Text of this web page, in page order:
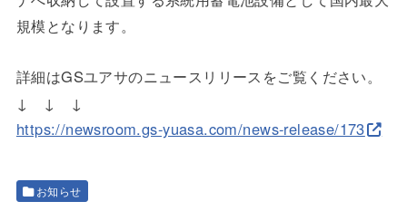
規模となります。
詳細はGSユアサのニュースリリースをご覧ください。
↓ ↓ ↓
https://newsroom.gs-yuasa.com/news-release/173
お知らせ